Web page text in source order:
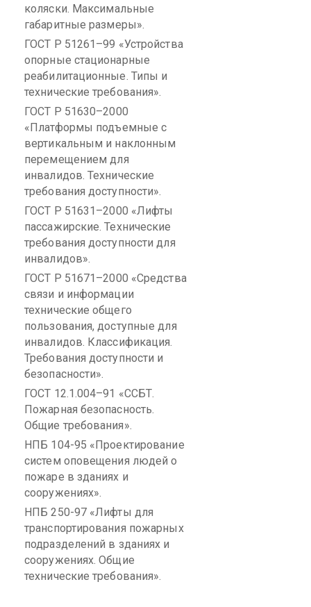
коляски. Максимальные
габаритные размеры».
ГОСТ Р 51261–99 «Устройства
опорные стационарные
реабилитационные. Типы и
технические требования».
ГОСТ Р 51630–2000
«Платформы подъемные с
вертикальным и наклонным
перемещением для
инвалидов. Технические
требования доступности».
ГОСТ Р 51631–2000 «Лифты
пассажирские. Технические
требования доступности для
инвалидов».
ГОСТ Р 51671–2000 «Средства
связи и информации
технические общего
пользования, доступные для
инвалидов. Классификация.
Требования доступности и
безопасности».
ГОСТ 12.1.004–91 «ССБТ.
Пожарная безопасность.
Общие требования».
НПБ 104-95 «Проектирование
систем оповещения людей о
пожаре в зданиях и
сооружениях».
НПБ 250-97 «Лифты для
транспортирования пожарных
подразделений в зданиях и
сооружениях. Общие
технические требования».